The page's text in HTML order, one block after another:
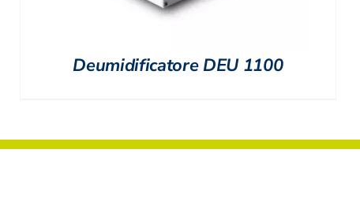
Deumidificatore DEU 1100